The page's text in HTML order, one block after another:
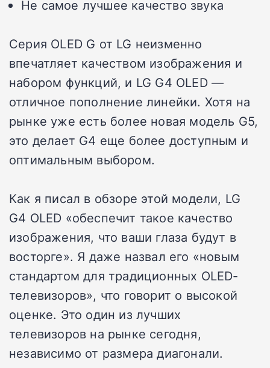
Не самое лучшее качество звука
Серия OLED G от LG неизменно
впечатляет качеством изображения и
набором функций, и LG G4 OLED —
отличное пополнение линейки. Хотя на
рынке уже есть более новая модель G5,
это делает G4 еще более доступным и
оптимальным выбором.
Как я писал в обзоре этой модели, LG
G4 OLED «обеспечит такое качество
изображения, что ваши глаза будут в
восторге». Я даже назвал его «новым
стандартом для традиционных OLED-
телевизоров», что говорит о высокой
оценке. Это один из лучших
телевизоров на рынке сегодня,
независимо от размера диагонали.